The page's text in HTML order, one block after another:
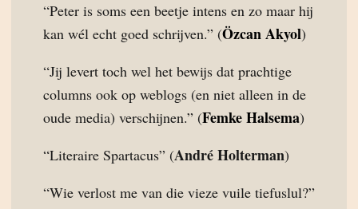
“Peter is soms een beetje intens en zo maar hij
kan wél echt goed schrijven.” (Özcan Akyol)
“Jij levert toch wel het bewijs dat prachtige
columns ook op weblogs (en niet alleen in de
oude media) verschijnen.” (Femke Halsema)
“Literaire Spartacus” (André Holterman)
“Wie verlost me van die vieze vuile tiefuslul?”